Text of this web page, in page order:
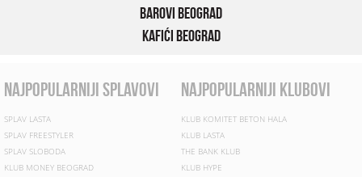
Barovi Beograd
Kafići Beograd
najpopularniji splavovi
SPLAV LASTA
SPLAV FREESTYLER
SPLAV SLOBODA
KLUB MONEY BEOGRAD
najpopularniji klubovi
KLUB KOMITET BETON HALA
KLUB LASTA
THE BANK KLUB
KLUB HYPE